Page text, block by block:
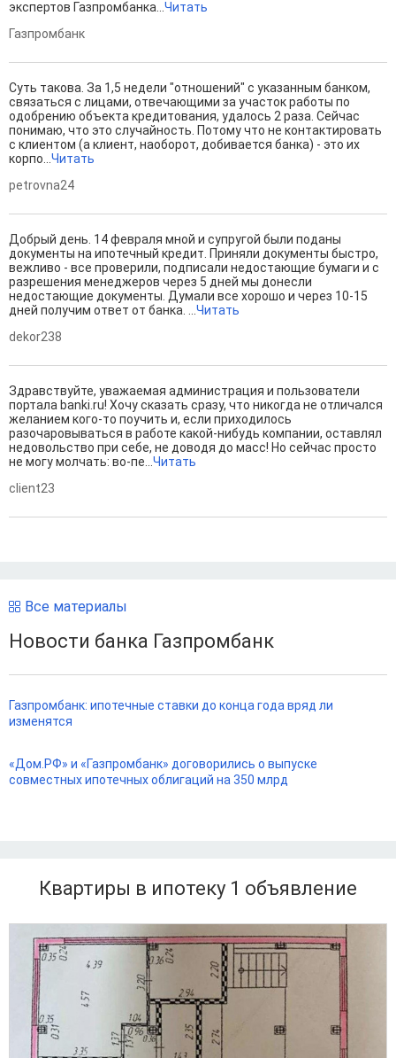
экспертов Газпромбанка... Читать
Газпромбанк
Суть такова. За 1,5 недели "отношений" с указанным банком,
связаться с лицами, отвечающими за участок работы по
одобрению объекта кредитования, удалось 2 раза. Сейчас
понимаю, что это случайность. Потому что не контактировать
с клиентом (а клиент, наоборот, добивается банка) - это их
корпо... Читать
petrovna24
Добрый день. 14 февраля мной и супругой были поданы
документы на ипотечный кредит. Приняли документы быстро,
вежливо - все проверили, подписали недостающие бумаги и с
разрешения менеджеров через 5 дней мы донесли
недостающие документы. Думали все хорошо и через 10-15
дней получим ответ от банка. ... Читать
dekor238
Здравствуйте, уважаемая администрация и пользователи
портала banki.ru! Хочу сказать сразу, что никогда не отличался
желанием кого-то поучить и, если приходилось
разочаровываться в работе какой-нибудь компании, оставлял
недовольство при себе, не доводя до масс! Но сейчас просто
не могу молчать: во-пе... Читать
client23
Все материалы
Новости банка Газпромбанк
Газпромбанк: ипотечные ставки до конца года вряд ли
изменятся
«Дом.РФ» и «Газпромбанк» договорились о выпуске
совместных ипотечных облигаций на 350 млрд
Квартиры в ипотеку 1 объявление